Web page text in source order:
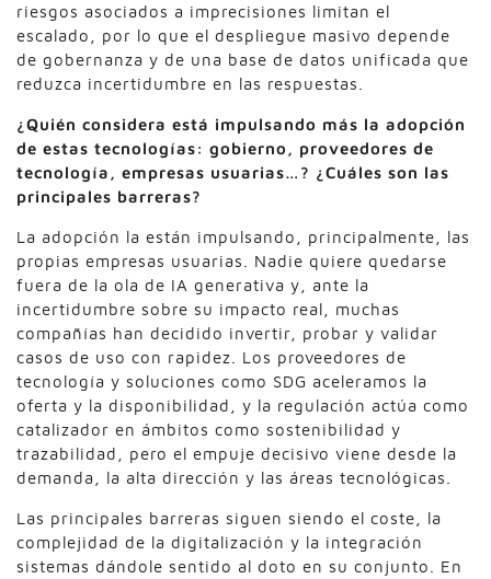
riesgos asociados a imprecisiones limitan el
escalado, por lo que el despliegue masivo depende
de gobernanza y de una base de datos unificada que
reduzca incertidumbre en las respuestas.
¿Quién considera está impulsando más la adopción
de estas tecnologías: gobierno, proveedores de
tecnología, empresas usuarias…? ¿Cuáles son las
principales barreras?
La adopción la están impulsando, principalmente, las
propias empresas usuarias. Nadie quiere quedarse
fuera de la ola de IA generativa y, ante la
incertidumbre sobre su impacto real, muchas
compañías han decidido invertir, probar y validar
casos de uso con rapidez. Los proveedores de
tecnología y soluciones como SDG aceleramos la
oferta y la disponibilidad, y la regulación actúa como
catalizador en ámbitos como sostenibilidad y
trazabilidad, pero el empuje decisivo viene desde la
demanda, la alta dirección y las áreas tecnológicas.
Las principales barreras siguen siendo el coste, la
complejidad de la digitalización y la integración
sistemas dándole sentido al doto en su conjunto. En